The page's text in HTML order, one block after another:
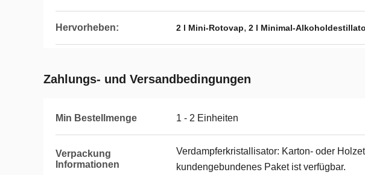
Hervorheben: 2 l Mini-Rotovap, 2 l Minimal-
Zahlungs- und Versandbedingungen
Min Bestellmenge 1 - 2 Einheiten
Verpackung
Informationen
Verdampferkristallisator: Karton- oder
kundengebundenes Paket ist verfügbar.